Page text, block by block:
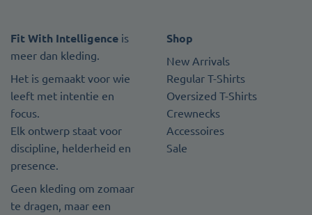
Fit With Intelligence is
meer dan kleding.
Het is gemaakt voor wie
leeft met intentie en
focus.
Elk ontwerp staat voor
discipline, helderheid en
presence.
Geen kleding om zomaar
te dragen, maar een
Shop
New Arrivals
Regular T-Shirts
Oversized T-Shirts
Crewnecks
Accessoires
Sale